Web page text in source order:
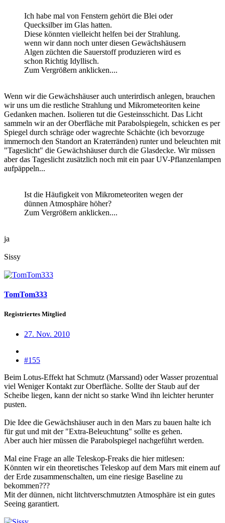
Ich habe mal von Fenstern gehört die Blei oder
Quecksilber im Glas hatten.
Diese könnten vielleicht helfen bei der Strahlung.
wenn wir dann noch unter diesen Gewächshäusern
Algen züchten die Sauerstoff produzieren wird es
schon Richtig Idyllisch.
Zum Vergrößern anklicken....
Wenn wir die Gewächshäuser auch unterirdisch anlegen, brauchen
wir uns um die restliche Strahlung und Mikrometeoriten keine
Gedanken machen. Isolieren tut die Gesteinsschicht. Das Licht
sammeln wir an der Oberfläche mit Parabolspiegeln, schicken es per
Spiegel durch schräge oder wagrechte Schächte (ich bevorzuge
immernoch den Standort an Kraterränden) runter und beleuchten mit
"Tageslicht" die Gewächshäuser durch die Glasdecke. Wir müssen
aber das Tageslicht zusätzlich noch mit ein paar UV-Pflanzenlampen
aufpäppeln...
Ist die Häufigkeit von Mikrometeoriten wegen der
dünnen Atmosphäre höher?
Zum Vergrößern anklicken....
ja
Sissy
TomTom333
Registriertes Mitglied
27. Nov. 2010
#155
Beim Lotus-Effekt hat Schmutz (Marssand) oder Wasser prozentual
viel Weniger Kontakt zur Oberfläche. Sollte der Staub auf der
Scheibe liegen, kann der nicht so starke Wind ihn leichter herunter
pusten.
Die Idee die Gewächshäuser auch in den Mars zu bauen halte ich
für gut und mit der "Extra-Beleuchtung" sollte es gehen.
Aber auch hier müssen die Parabolspiegel nachgeführt werden.
Mal eine Frage an alle Teleskop-Freaks die hier mitlesen:
Könnten wir ein theoretisches Teleskop auf dem Mars mit einem auf
der Erde zusammenschalten, um eine riesige Baseline zu
bekommen???
Mit der dünnen, nicht litchtverschmutzten Atmosphäre ist ein gutes
Seeing garantiert.